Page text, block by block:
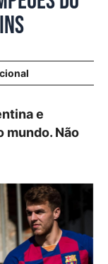
e
mundo. Não